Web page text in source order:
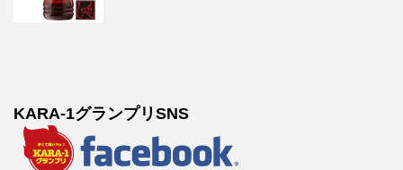
KARA-1グランプリSNS